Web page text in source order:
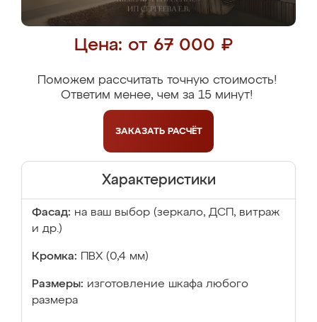
Цена: от 67 000 ₽
Поможем рассчитать точную стоимость!
Ответим менее, чем за 15 минут!
ЗАКАЗАТЬ РАСЧЁТ
Характеристики
Фасад: на ваш выбор (зеркало, ДСП, витраж
и др.)
Кромка: ПВХ (0,4 мм)
Размеры: изготовление шкафа любого
размера